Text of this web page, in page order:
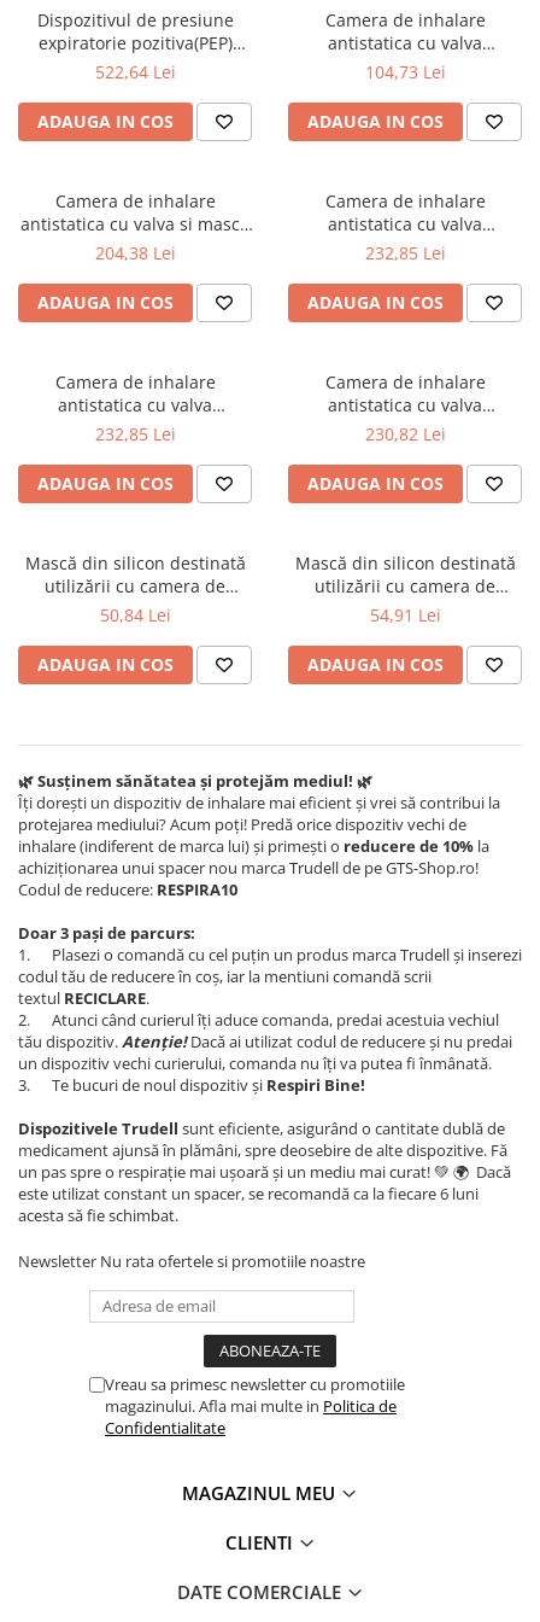
Dispozitivul de presiune
expiratorie pozitiva(PEP)
oscilanta Aerobika
522,64 Lei
ADAUGA IN COS
Camera de inhalare
antistatica cu valva
AeroChamber Plus Flow-Vu
104,73 Lei
ADAUGA IN COS
Camera de inhalare
antistatica cu valva si masca
mica AeroChamber Plus*
204,38 Lei
ADAUGA IN COS
Camera de inhalare
antistatica cu valva
AeroChamber Plus* Flow-Vu*
dimensiune mare
232,85 Lei
ADAUGA IN COS
Camera de inhalare
antistatica cu valva
AeroChamber Plus* Flow-Vu*
dimensiune mica
232,85 Lei
ADAUGA IN COS
Camera de inhalare
antistatica cu valva
AeroChamber Plus* Flow-Vu*
230,82 Lei
ADAUGA IN COS
Mască din silicon destinată
utilizării cu camera de
inhalare cu valvă
dimensiuni medii: 1 -5 ani
50,84 Lei
ADAUGA IN COS
Mască din silicon destinată
utilizării cu camera de
inhalare cu valvă
dimensiuni mari: + 5 ani
54,91 Lei
ADAUGA IN COS
🌿 Susținem sănătatea și protejăm mediul! 🌿
Îți dorești un dispozitiv de inhalare mai eficient și vrei să contribui la
protejarea mediului? Acum poți! Predă orice dispozitiv vechi de
inhalare (indiferent de marca lui) și primești o reducere de 10% la
achiziționarea unui spacer nou marca Trudell de pe GTS-Shop.ro!
Codul de reducere: RESPIRA10
Doar 3 pași de parcurs:
1. Plasezi o comandă cu cel puțin un produs marca Trudell și inserezi
codul tău de reducere în coș, iar la mentiuni comandă scrii
textul RECICLARE.
2. Atunci când curierul îți aduce comanda, predai acestuia vechiul
tău dispozitiv.Atenție!Dacă ai utilizat codul de reducere și nu predai
un dispozitiv vechi curierului, comanda nu îți va putea fi înmânată.
3. Te bucuri de noul dispozitiv și Respiri Bine!
Dispozitivele Trudell sunt eficiente, asigurând o cantitate dublă de
medicament ajunsă în plămâni, spre deosebire de alte dispozitive. Fă
un pas spre o respirație mai ușoară și un mediu mai curat! 💚 🌍 Dacă
este utilizat constant un spacer, se recomandă ca la fiecare 6 luni
acesta să fie schimbat.
Newsletter Nu rata ofertele si promotiile noastre
Vreau sa primesc newsletter cu promotiile
magazinului. Afla mai multe in Politica de
Confidentialitate
MAGAZINUL MEU
CLIENTI
DATE COMERCIALE